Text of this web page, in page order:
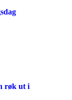
røk ut i